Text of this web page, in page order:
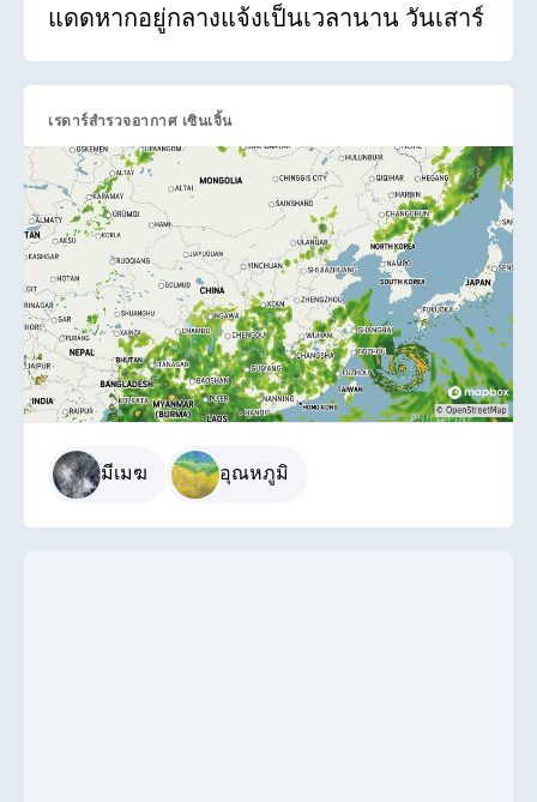
แดดหากอยู่กลางแจ้งเป็นเวลานาน วันเสาร์
เรดาร์สำรวจอากาศ เซินเจิ้น
มีเมฆ อุณหภูมิ